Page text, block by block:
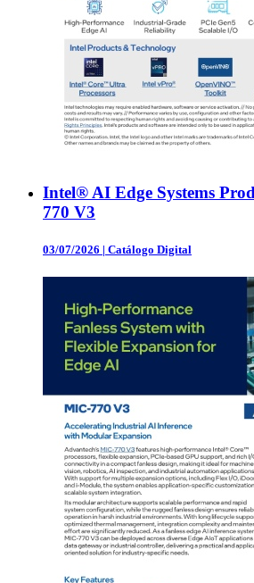
Intel® AI Edge Systems
770 V3
03/07/2026 | Catálogo Digital